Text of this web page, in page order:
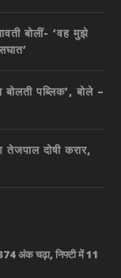
बोलीं- ‘वह मुझे
पब्लिक’, बोले –
दोषी करार,
अंक चढ़ा, निफ्टी में 11